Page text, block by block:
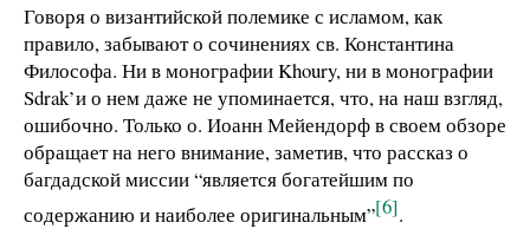
Говоря о византийской полемике с исламом, как
правило, забывают о сочинениях св. Константина
Философа. Ни в монографии Khoury, ни в монографии
Sdrak’и о нем даже не упоминается, что, на наш взгляд,
ошибочно. Только о. Иоанн Мейендорф в своем обзоре
обращает на него внимание, заметив, что рассказ о
багдадской миссии “является богатейшим по
содержанию и наиболее оригинальным”[6].